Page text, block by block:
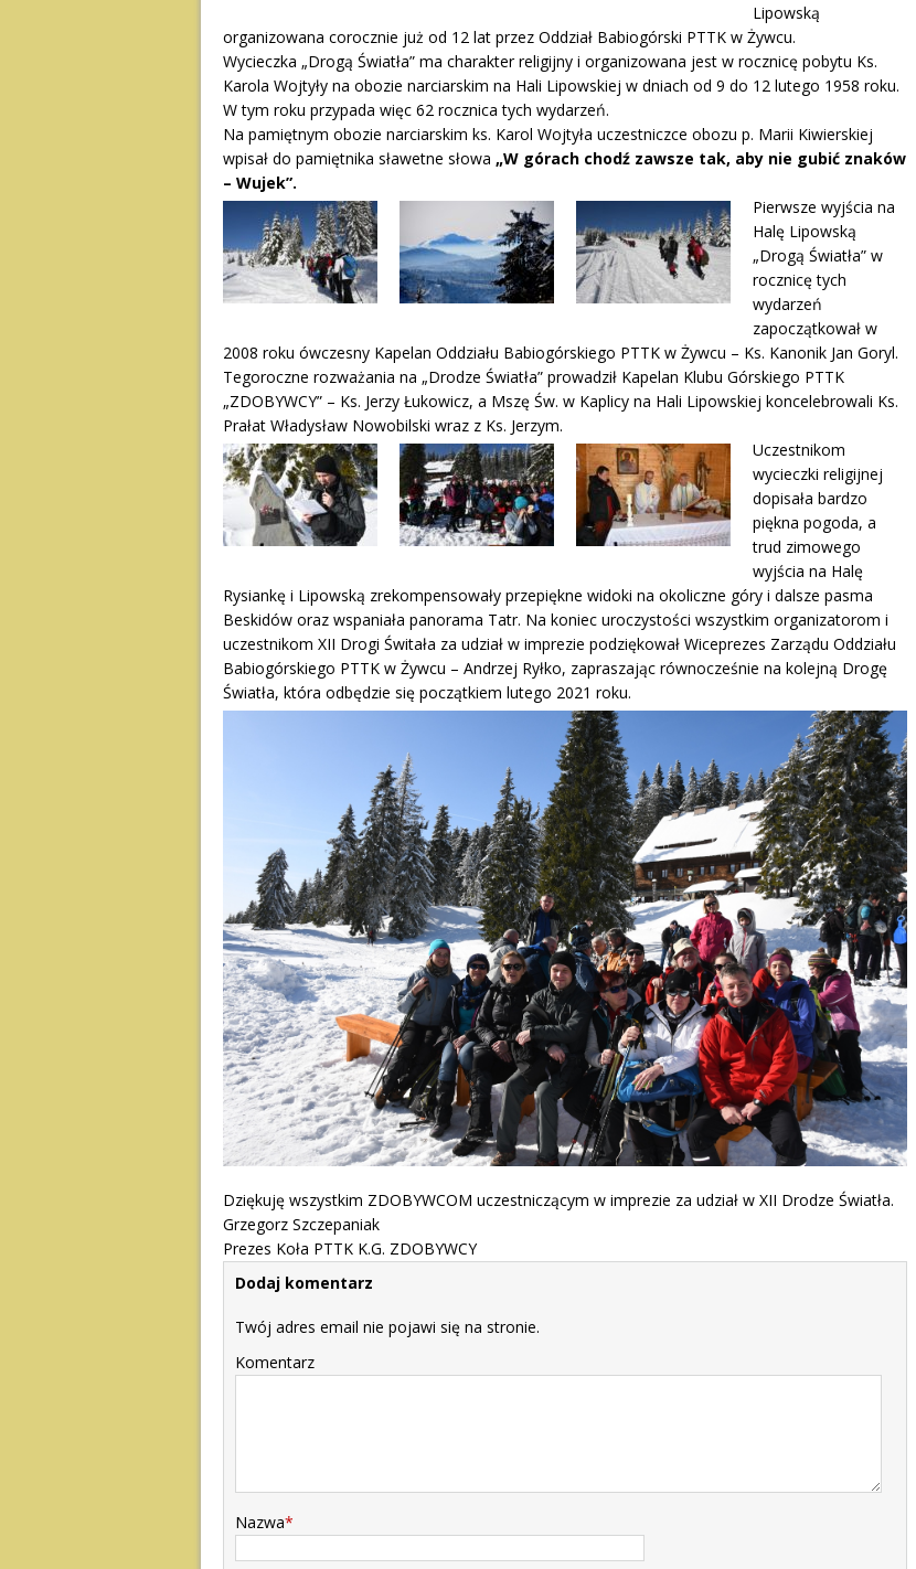
Lipowską
organizowana corocznie już od 12 lat przez Oddział Babiogórski PTTK w Żywcu.
Wycieczka „Drogą Światła” ma charakter religijny i organizowana jest w rocznicę pobytu Ks.
Karola Wojtyły na obozie narciarskim na Hali Lipowskiej w dniach od 9 do 12 lutego 1958 roku.
W tym roku przypada więc 62 rocznica tych wydarzeń.
Na pamiętnym obozie narciarskim ks. Karol Wojtyła uczestniczce obozu p. Marii Kiwierskiej
wpisał do pamiętnika sławetne słowa „W górach chodź zawsze tak, aby nie gubić znaków
– Wujek”.
Pierwsze wyjścia na
Halę Lipowską
„Drogą Światła” w
rocznicę tych
wydarzeń
zapoczątkował w
2008 roku ówczesny Kapelan Oddziału Babiogórskiego PTTK w Żywcu – Ks. Kanonik Jan Goryl.
Tegoroczne rozważania na „Drodze Światła” prowadził Kapelan Klubu Górskiego PTTK
„ZDOBYWCY” – Ks. Jerzy Łukowicz, a Mszę Św. w Kaplicy na Hali Lipowskiej koncelebrowali Ks.
Prałat Władysław Nowobilski wraz z Ks. Jerzym.
Uczestnikom
wycieczki religijnej
dopisała bardzo
piękna pogoda, a
trud zimowego
wyjścia na Halę
Rysiankę i Lipowską zrekompensowały przepiękne widoki na okoliczne góry i dalsze pasma
Beskidów oraz wspaniała panorama Tatr. Na koniec uroczystości wszystkim organizatorom i
uczestnikom XII Drogi Świtała za udział w imprezie podziękował Wiceprezes Zarządu Oddziału
Babiogórskiego PTTK w Żywcu – Andrzej Ryłko, zapraszając równocześnie na kolejną Drogę
Światła, która odbędzie się początkiem lutego 2021 roku.
Dziękuję wszystkim ZDOBYWCOM uczestniczącym w imprezie za udział w XII Drodze Światła.
Grzegorz Szczepaniak
Prezes Koła PTTK K.G. ZDOBYWCY
Dodaj komentarz
Twój adres email nie pojawi się na stronie.
Komentarz
Nazwa*